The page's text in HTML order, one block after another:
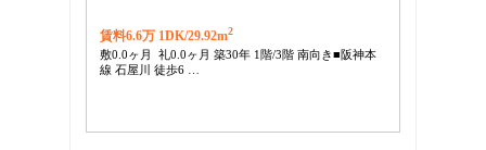
賃料6.6万 1DK/29.92m2
敷0.0ヶ月 礼0.0ヶ月 築30年 1階/3階 南向き■阪神本
線 石屋川 徒歩6 …